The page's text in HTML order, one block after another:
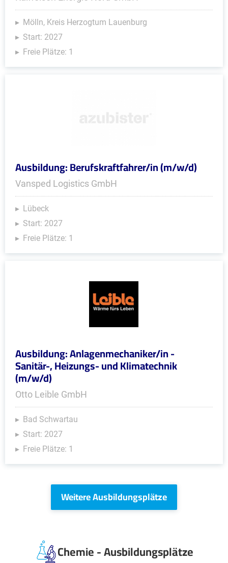
Mölln, Kreis Herzogtum Lauenburg
Start: 2027
Freie Plätze: 1
Ausbildung: Berufskraftfahrer/in (m/w/d)
Vansped Logistics GmbH
Lübeck
Start: 2027
Freie Plätze: 1
Ausbildung: Anlagenmechaniker/in -
Sanitär-, Heizungs- und Klimatechnik
(m/w/d)
Otto Leible GmbH
Bad Schwartau
Start: 2027
Freie Plätze: 1
Weitere Ausbildungsplätze
Chemie - Ausbildungsplätze